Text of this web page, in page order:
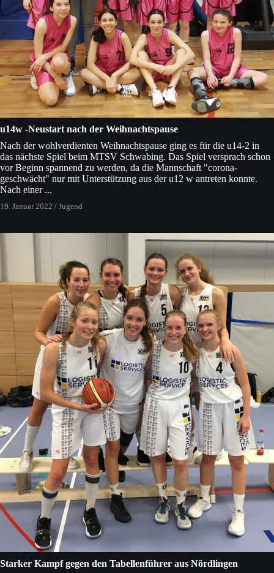
u14w -Neustart nach der Weihnachtspause
Nach der wohlverdienten Weihnachtspause ging es für die u14-2 in
das nächste Spiel beim MTSV Schwabing. Das Spiel versprach schon
vor Beginn spannend zu werden, da die Mannschaft "corona-
geschwächt" nur mit Unterstützung aus der u12 w antreten konnte.
Nach einer ...
19. Januar 2022 / Jugend
Starker Kampf gegen den Tabellenführer aus Nördlingen